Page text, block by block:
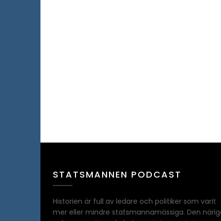
STATSMANNEN PODCAST
Historien är full av ledare och politiker som varit
mer eller mindre statsmannamässiga. Den